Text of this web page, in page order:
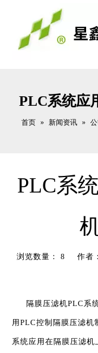
PLC系统应
首页 » 新闻资讯 »
PLC系
浏览数量： 8 作者
隔膜压滤机PLC系
用PLC控制隔膜压滤机
系统应用在隔膜压滤机